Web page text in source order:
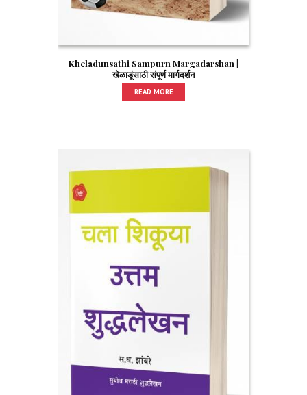
Kheladunsathi Sampurn Margadarshan |
खेळाडूंसाठी संपूर्ण मार्गदर्शन
READ MORE